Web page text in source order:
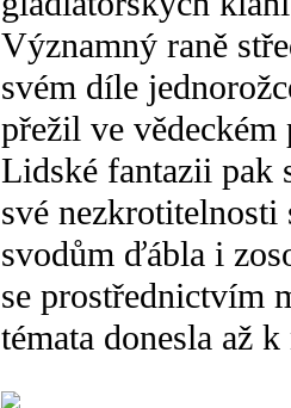
Významný raně
svém díle
přežil ve
Lidské fantazii pak
své
svodům ďábla i
se prostřednictvím
témata donesla až k